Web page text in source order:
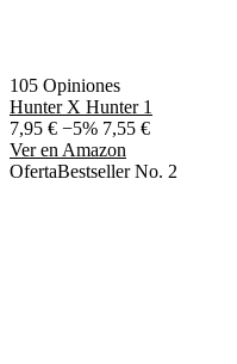
105 Opiniones
Hunter X Hunter 1
7,95 € −5% 7,55 €
Ver en Amazon
OfertaBestseller No. 2